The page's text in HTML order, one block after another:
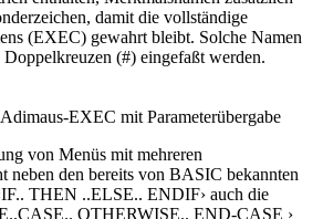
damit die vollständige
(EXEC) gewahrt bleibt. Solche Namen
(#) eingefaßt werden.
EXEC mit Parameterübergabe
von Menüs mit mehreren
neben den bereits von BASIC bekannten
THEN ..ELSE.. ENDIF› auch die
OTHERWISE.. END-CASE ›